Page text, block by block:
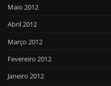
Maio 2012
Abril 2012
Março 2012
Fevereiro 2012
Janeiro 2012